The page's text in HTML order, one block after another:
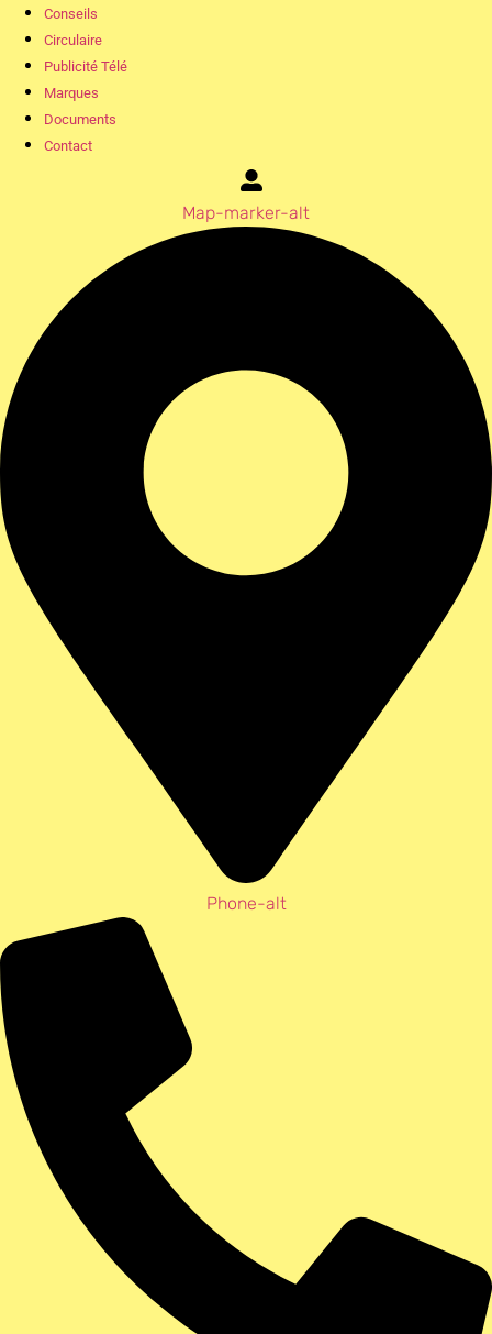
Conseils
Circulaire
Publicité Télé
Marques
Documents
Contact
Map-marker-alt
Phone-alt